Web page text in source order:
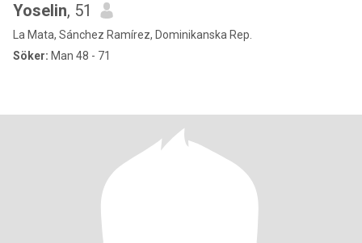
Yoselin, 51
La Mata, Sánchez Ramírez, Dominikanska Rep.
Söker: Man 48 - 71